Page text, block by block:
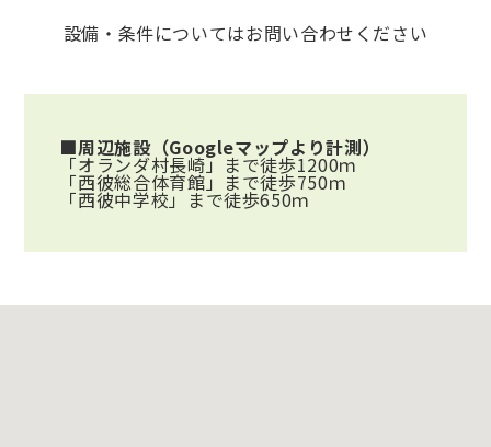
設備・条件についてはお問い合わせください
■周辺施設（Googleマップより計測）
「オランダ村長崎」まで徒歩1200ｍ
「西彼総合体育館」まで徒歩750ｍ
「西彼中学校」まで徒歩650ｍ